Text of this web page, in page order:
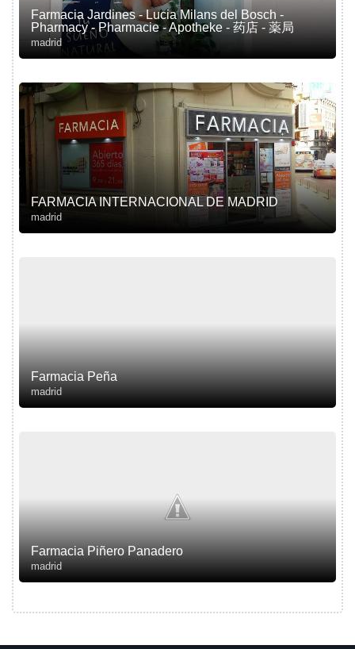
Farmacia Jardines - Lucia Milans del Bosch -
Pharmacy - Pharmacie - Apotheke - 药店 - 薬局
madrid
FARMACIA INTERNACIONAL DE MADRID
madrid
Farmacia Peña
madrid
Farmacia Piñero Panadero
madrid